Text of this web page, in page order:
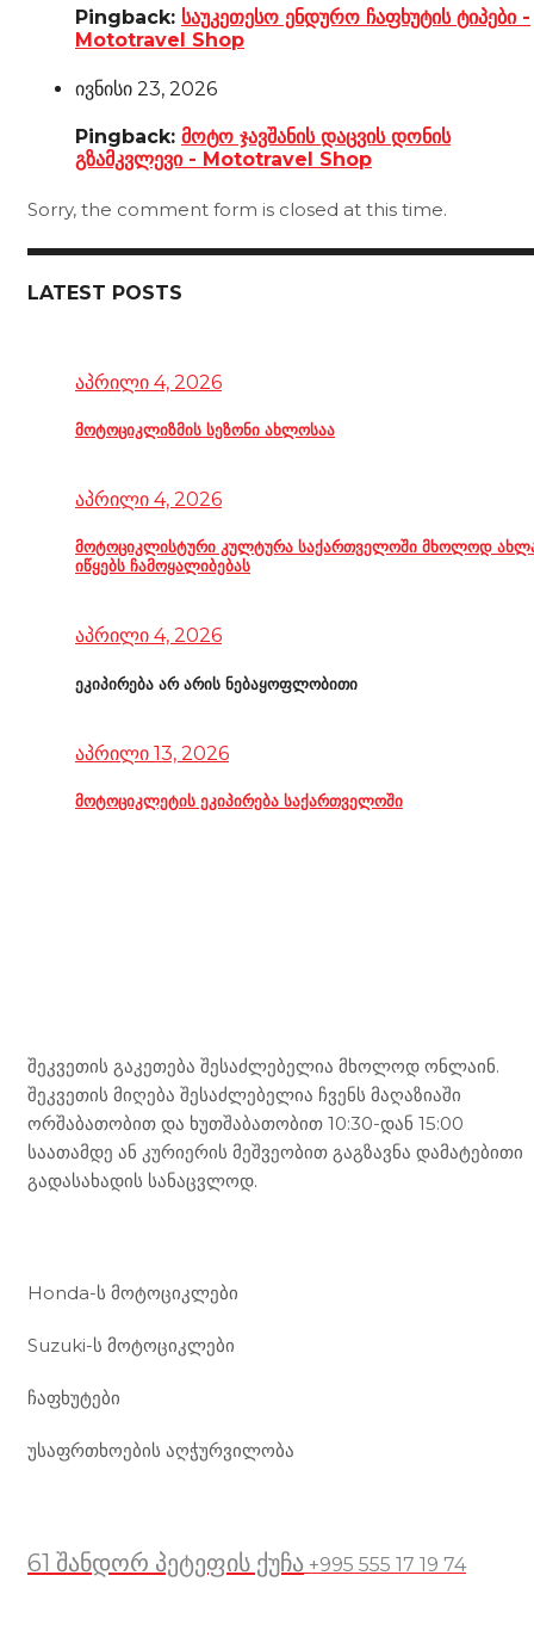
Pingback: საუკეთესო ენდურო ჩაფხუტის ტიპები -
Mototravel Shop
ივნისი 23, 2026
Pingback: მოტო ჯავშანის დაცვის დონის
გზამკვლევი - Mototravel Shop
Sorry, the comment form is closed at this time.
LATEST POSTS
აპრილი 4, 2026
მოტოციკლიზმის სეზონი ახლოსაა
აპრილი 4, 2026
მოტოციკლისტური კულტურა საქართველოში მხოლოდ
იწყებს ჩამოყალიბებას
აპრილი 4, 2026
ეკიპირება არ არის ნებაყოფლობითი
აპრილი 13, 2026
მოტოციკლეტის ეკიპირება საქართველოში
შეკვეთის გაკეთება შესაძლებელია მხოლოდ ონლაინ.
შეკვეთის მიღება შესაძლებელია ჩვენს მაღაზიაში
ორშაბათობით და ხუთშაბათობით 10:30-დან 15:00
საათამდე ან კურიერის მეშვეობით გაგზავნა დამატებითი
გადასახადის სანაცვლოდ.
Honda-ს მოტოციკლები
Suzuki-ს მოტოციკლები
ჩაფხუტები
უსაფრთხოების აღჭურვილობა
61 შანდორ პეტეფის ქუჩა +995 555 17 19 74